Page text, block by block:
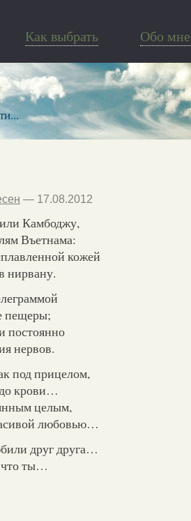
Как выбрать Обо мне
— 17.08.2012
Камбоджу,
Въетнама:
кожей
нирвану.
пещеры;
постоянно
нервов.
под прицелом,
крови…
целым,
любовью…
друг друга…
ты…